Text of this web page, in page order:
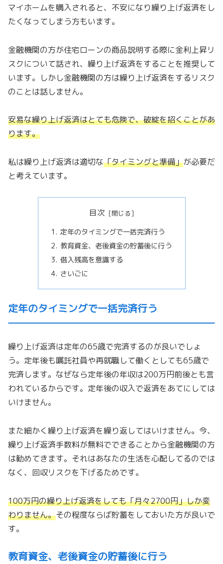
マイホームを購入されると、不安になり繰り上げ返済をし
たくなってしまう方もいます。
金融機関の方が住宅ローンの商品説明する際に金利上昇リ
スクについて話され、繰り上げ返済をすることを推奨して
います。しかし金融機関の方は繰り上げ返済をするリスク
のことは話しません。
安易な繰り上げ返済はとても危険で、破綻を招くことがあ
ります。
私は繰り上げ返済は適切な「タイミングと準備」が必要だ
と考えています。
目次
定年のタイミングで一括完済行う
教育資金、老後資金の貯蓄後に行う
借入残高を意識する
さいごに
定年のタイミングで一括完済行う
繰り上げ返済は定年の65歳で完済するのが良いでしょ
う。定年後も嘱託社員や再就職して働くとしても65歳で
完済します。なぜなら定年後の年収は200万円前後とも言
われているからです。定年後の収入で返済をあてにしては
いけません。
また細かく繰り上げ返済を繰り返してはいけません。今、
繰り上げ返済手数料が無料でできることから金融機関の方
は勧めてきます。それはあなたの生活を心配してるのでは
なく、回収リスクを下げるためです。
100万円の繰り上げ返済をしても「月々2700円」しか変
わりません。その程度ならば貯蓄をしておいた方が良いで
す。
教育資金、老後資金の貯蓄後に行う